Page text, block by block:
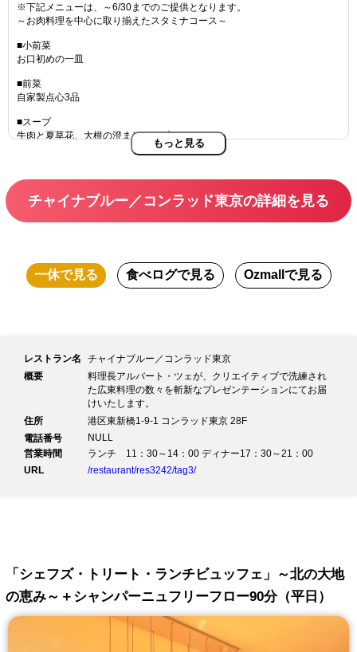
※下記メニューは、～6/30までのご提供となります。
～お肉料理を中心に取り揃えたスタミナコース～
■小前菜
お口初めの一皿
■前菜
自家製点心3品
■スープ
牛肉と夏草花、大根の澄ましスープ
山椒油を効かせたジャージャー麺
お口直しジュースと中国菓子
■デザート
もっと見る
チャイナブルー／コンラッド東京の詳細を見る
一休で見る 食べログで見る Ozmall で見る
レストラン名
チャイナブルー／コンラッド東京
概要
料理長アルバート・ツェが、クリエイティブで洗練され
た広東料理の数々を斬新なプレゼンテーションにてお届
けいたします。
住所
港区東新橋1-9-1 コンラッド東京 28F
電話番号
NULL
営業時間
ランチ 11：30～14：00 ディナー17：30～21：00
URL
/restaurant/res3242/tag3/
「シェフズ・トリート・ランチビュッフェ」～北の大地
の恵み～＋シャンパーニュフリーフロー90分（平日）